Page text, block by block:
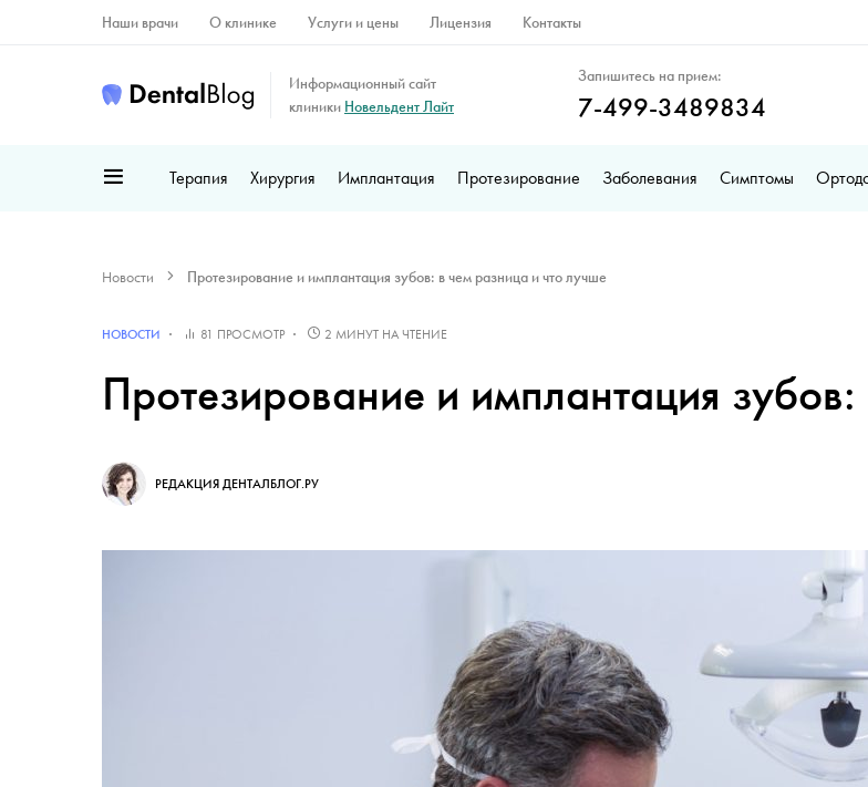
Наши врачи О клинике Услуги и цены Лицензия Контакты
Информационный сайт
клиники Новельдент Лайт
Запишитесь на прием:
7-499-3489834
Терапия Хирургия Имплантация Протезирование Заболевания Симптомы
Новости Протезирование и имплантация зубов: в чем разница и что лучше
НОВОСТИ 81 ПРОСМОТР 2 МИНУТ НА ЧТЕНИЕ
Протезирование и имплантация
РЕДАКЦИЯ ДЕНТАЛБЛОГ.РУ